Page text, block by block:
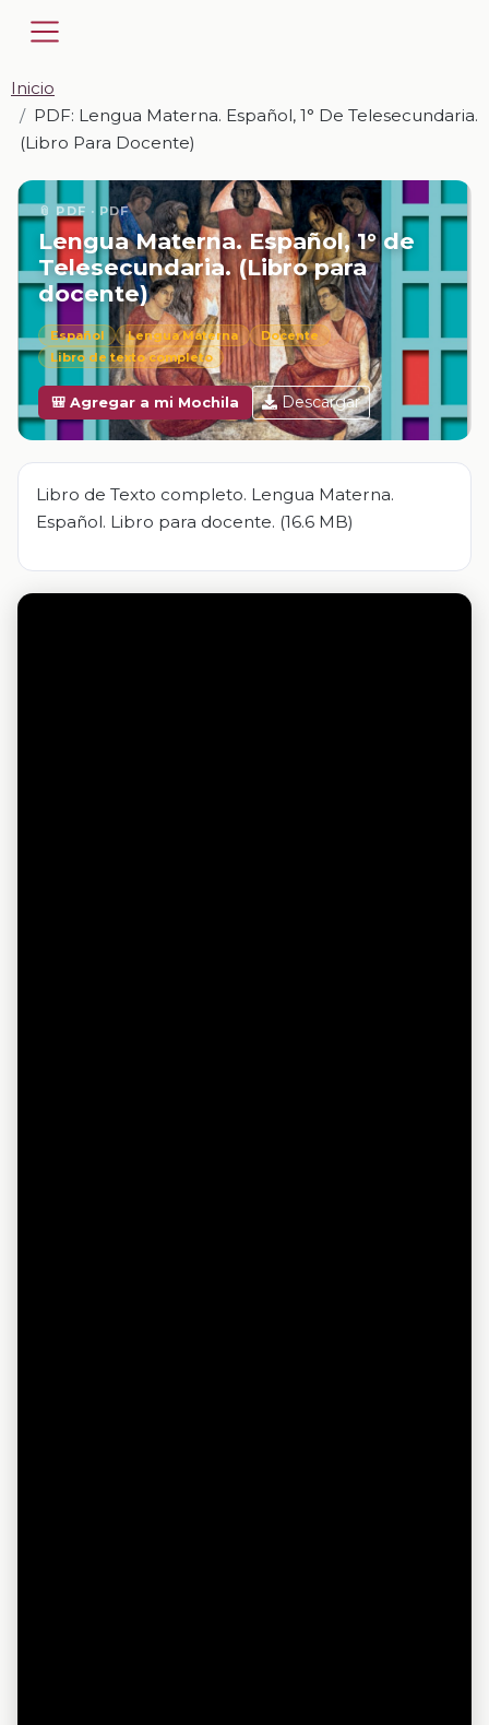
Inicio
PDF: Lengua Materna. Español, 1° De Telesecundaria.
(Libro Para Docente)
📎 PDF · PDF
Lengua Materna. Español, 1° de
Telesecundaria. (Libro para
docente)
Español Lengua Materna
Docente
Libro de texto completo
🎒 Agregar a mi Mochila Descargar
Libro de Texto completo. Lengua Materna.
Español. Libro para docente. (16.6 MB)